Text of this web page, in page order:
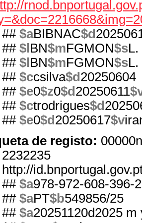
## $aBIBNAC$d
## $l BN$mFGMON$sL.
## $l BN$mFGMON$sL.
## $ccsilva$d 20250604
## $e0$z0$d 20250611
## $ctrodrigues$d
## $e0$d 20250617$v
de registo:
2232235
http://
## $a978-972-608-396-2
## $aPT$b549856/25
## $a20251120d2025